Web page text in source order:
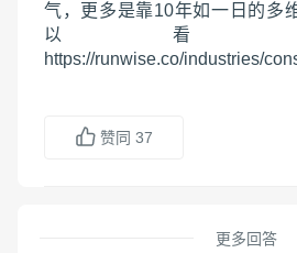
气，更多是靠10年如一日的多
以看
https://runwise.co/industries/
赞同 37
更多回答